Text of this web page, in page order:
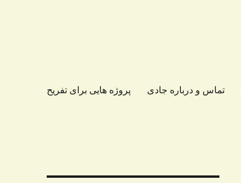
تماس و درباره جادی پروژه هایی برای تفریح